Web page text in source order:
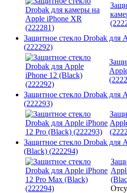
Защитное стекло Drobak для
(222292)
Защитное стекло Drobak для
(222293)
Защитное стекло Drobak для
(Black) (222294)